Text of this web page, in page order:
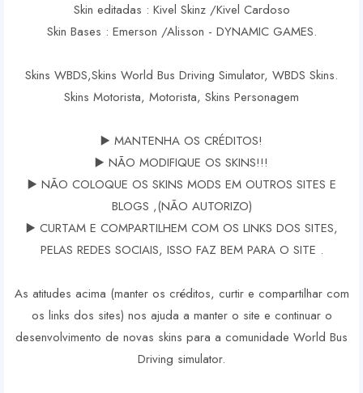
Skin editadas : Kivel Skinz /Kivel Cardoso
Skin Bases : Emerson /Alisson - DYNAMIC GAMES.
Skins WBDS,Skins World Bus Driving Simulator, WBDS Skins.
Skins Motorista, Motorista, Skins Personagem
▶️ MANTENHA OS CRÉDITOS!
▶️ NÃO MODIFIQUE OS SKINS!!!
▶️ NÃO COLOQUE OS SKINS MODS EM OUTROS SITES E
BLOGS ,(NÃO AUTORIZO)
▶️ CURTAM E COMPARTILHEM COM OS LINKS DOS SITES,
PELAS REDES SOCIAIS, ISSO FAZ BEM PARA O SITE .
As atitudes acima (manter os créditos, curtir e compartilhar com
os links dos sites) nos ajuda a manter o site e continuar o
desenvolvimento de novas skins para a comunidade World Bus
Driving simulator.